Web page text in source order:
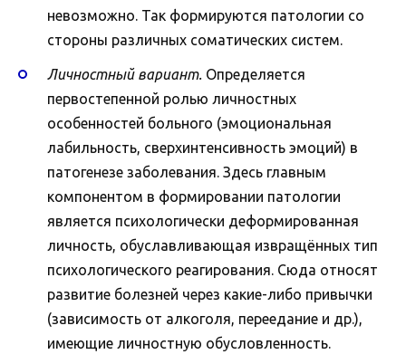
невозможно. Так формируются патологии со
стороны различных соматических систем.
Личностный вариант. Определяется
первостепенной ролью личностных
особенностей больного (эмоциональная
лабильность, сверхинтенсивность эмоций) в
патогенезе заболевания. Здесь главным
компонентом в формировании патологии
является психологически деформированная
личность, обуславливающая извращённых тип
психологического реагирования. Сюда относят
развитие болезней через какие-либо привычки
(зависимость от алкоголя, переедание и др.),
имеющие личностную обусловленность.